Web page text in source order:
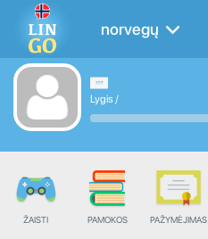
norvegų
Lygis /
ŽAISTI PAMOKOS PAŽYMĖJIMAS